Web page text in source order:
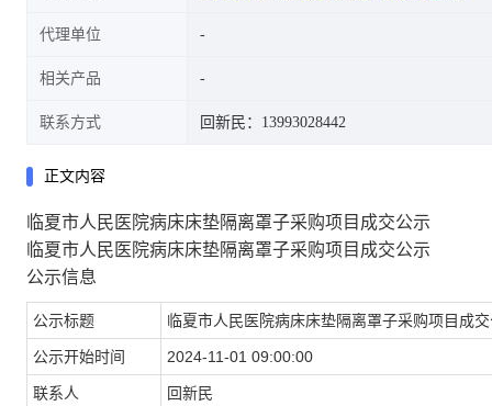
代理单位
相关产品
联系方式 回新民：13993028442
正文内容
临夏市人民医院病床床垫隔离罩子采购项目成交公示
临夏市人民医院病床床垫隔离罩子采购项目成交公示
公示信息
公示标题 临夏市人民医院病床床垫隔离罩子采购项目成
公示开始时间 2024-11-01 09:00:00
联系人 回新民